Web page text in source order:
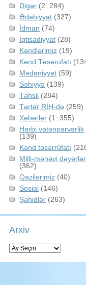
Digər (2. 284)
Ədəbiyyat (327)
İdman (74)
İqtisadiyyat (28)
Kəndlərimiz (19)
Kənd Təsərufatı
Mədəniyyət (59)
Səhiyyə (139)
Təhsil (284)
Tərtər RİH-də (259)
Xəbərlər (1. 355)
Hərbi vətənpərvərlik
(139)
Kənd təsərrüfatı
Milli-mənəvi dəyərlər
(362)
Qazilərimiz (40)
Sosial (146)
Şəhidlər (263)
Arxiv
Arxiv